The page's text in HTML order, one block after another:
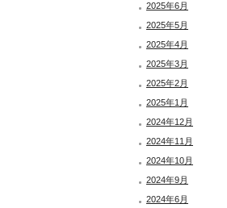
2025年6月
2025年5月
2025年4月
2025年3月
2025年2月
2025年1月
2024年12月
2024年11月
2024年10月
2024年9月
2024年6月